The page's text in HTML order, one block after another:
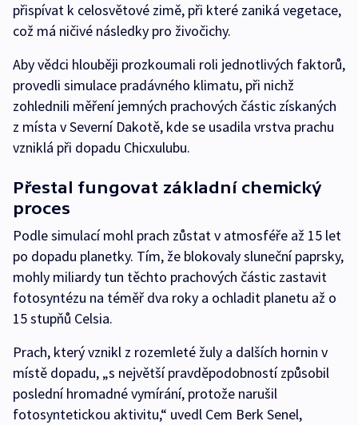
přispívat k celosvětové zimě, při které zaniká vegetace,
což má ničivé následky pro živočichy.
Aby vědci hlouběji prozkoumali roli jednotlivých faktorů,
provedli simulace pradávného klimatu, při nichž
zohlednili měření jemných prachových částic získaných
z místa v Severní Dakotě, kde se usadila vrstva prachu
vzniklá při dopadu Chicxulubu.
Přestal fungovat základní chemický
proces
Podle simulací mohl prach zůstat v atmosféře až 15 let
po dopadu planetky. Tím, že blokovaly sluneční paprsky,
mohly miliardy tun těchto prachových částic zastavit
fotosyntézu na téměř dva roky a ochladit planetu až o
15 stupňů Celsia.
Prach, který vznikl z rozemleté žuly a dalších hornin v
místě dopadu, „s největší pravděpodobností způsobil
poslední hromadné vymírání, protože narušil
fotosyntetickou aktivitu,“ uvedl Cem Berk Senel,